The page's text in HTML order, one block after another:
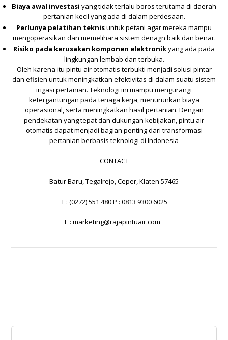
Biaya awal investasi yang tidak terlalu boros terutama di daerah
pertanian kecil yang ada di dalam perdesaan.
Perlunya pelatihan teknisuntuk petani agar mereka mampu
mengoperasikan dan memelihara sistem denagn baik dan benar.
Risiko pada kerusakan komponen elektronikyang ada pada
lingkungan lembab dan terbuka.
Oleh karena itu pintu air otomatis terbukti menjadi solusi pintar
dan efisien untuk meningkatkan efektivitas di dalam suatu sistem
irigasi pertanian. Teknologi ini mampu mengurangi
ketergantungan pada tenaga kerja, menurunkan biaya
operasional, serta meningkatkan hasil pertanian. Dengan
pendekatan yang tepat dan dukungan kebijakan, pintu air
otomatis dapat menjadi bagian penting dari transformasi
pertanian berbasis teknologi di Indonesia
CONTACT
Batur Baru, Tegalrejo, Ceper, Klaten 57465
T : (0272) 551 480 P : 0813 9300 6025
E : marketing@rajapintuair.com